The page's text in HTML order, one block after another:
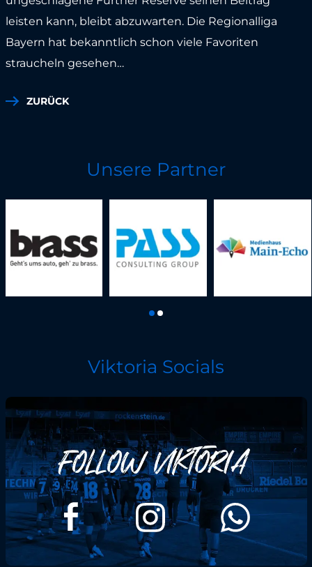
leisten kann, bleibt abzuwarten. Die Regionalliga
Bayern hat bekanntlich schon viele Favoriten
straucheln gesehen…
ZURÜCK
Unsere Partner
Viktoria Socials